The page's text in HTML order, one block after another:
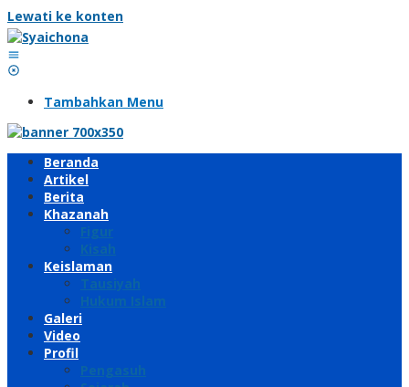
Lewati ke konten
Tambahkan Menu
Beranda
Artikel
Berita
Khazanah
Figur
Kisah
Keislaman
Tausiyah
Hukum Islam
Galeri
Video
Profil
Pengasuh